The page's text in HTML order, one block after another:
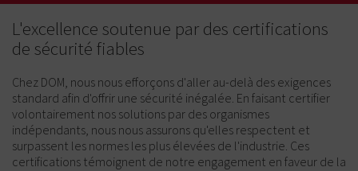
L'excellence soutenue par des certifications
de sécurité fiables
Chez DOM, nous nous efforçons d'aller au-delà des exigences
standard afin d'offrir une sécurité inégalée. En faisant certifier
volontairement nos solutions par des organismes
indépendants, nous nous assurons qu'elles respectent et
surpassent les normes les plus élevées de l'industrie. Ces
certifications témoignent de notre engagement en faveur de la